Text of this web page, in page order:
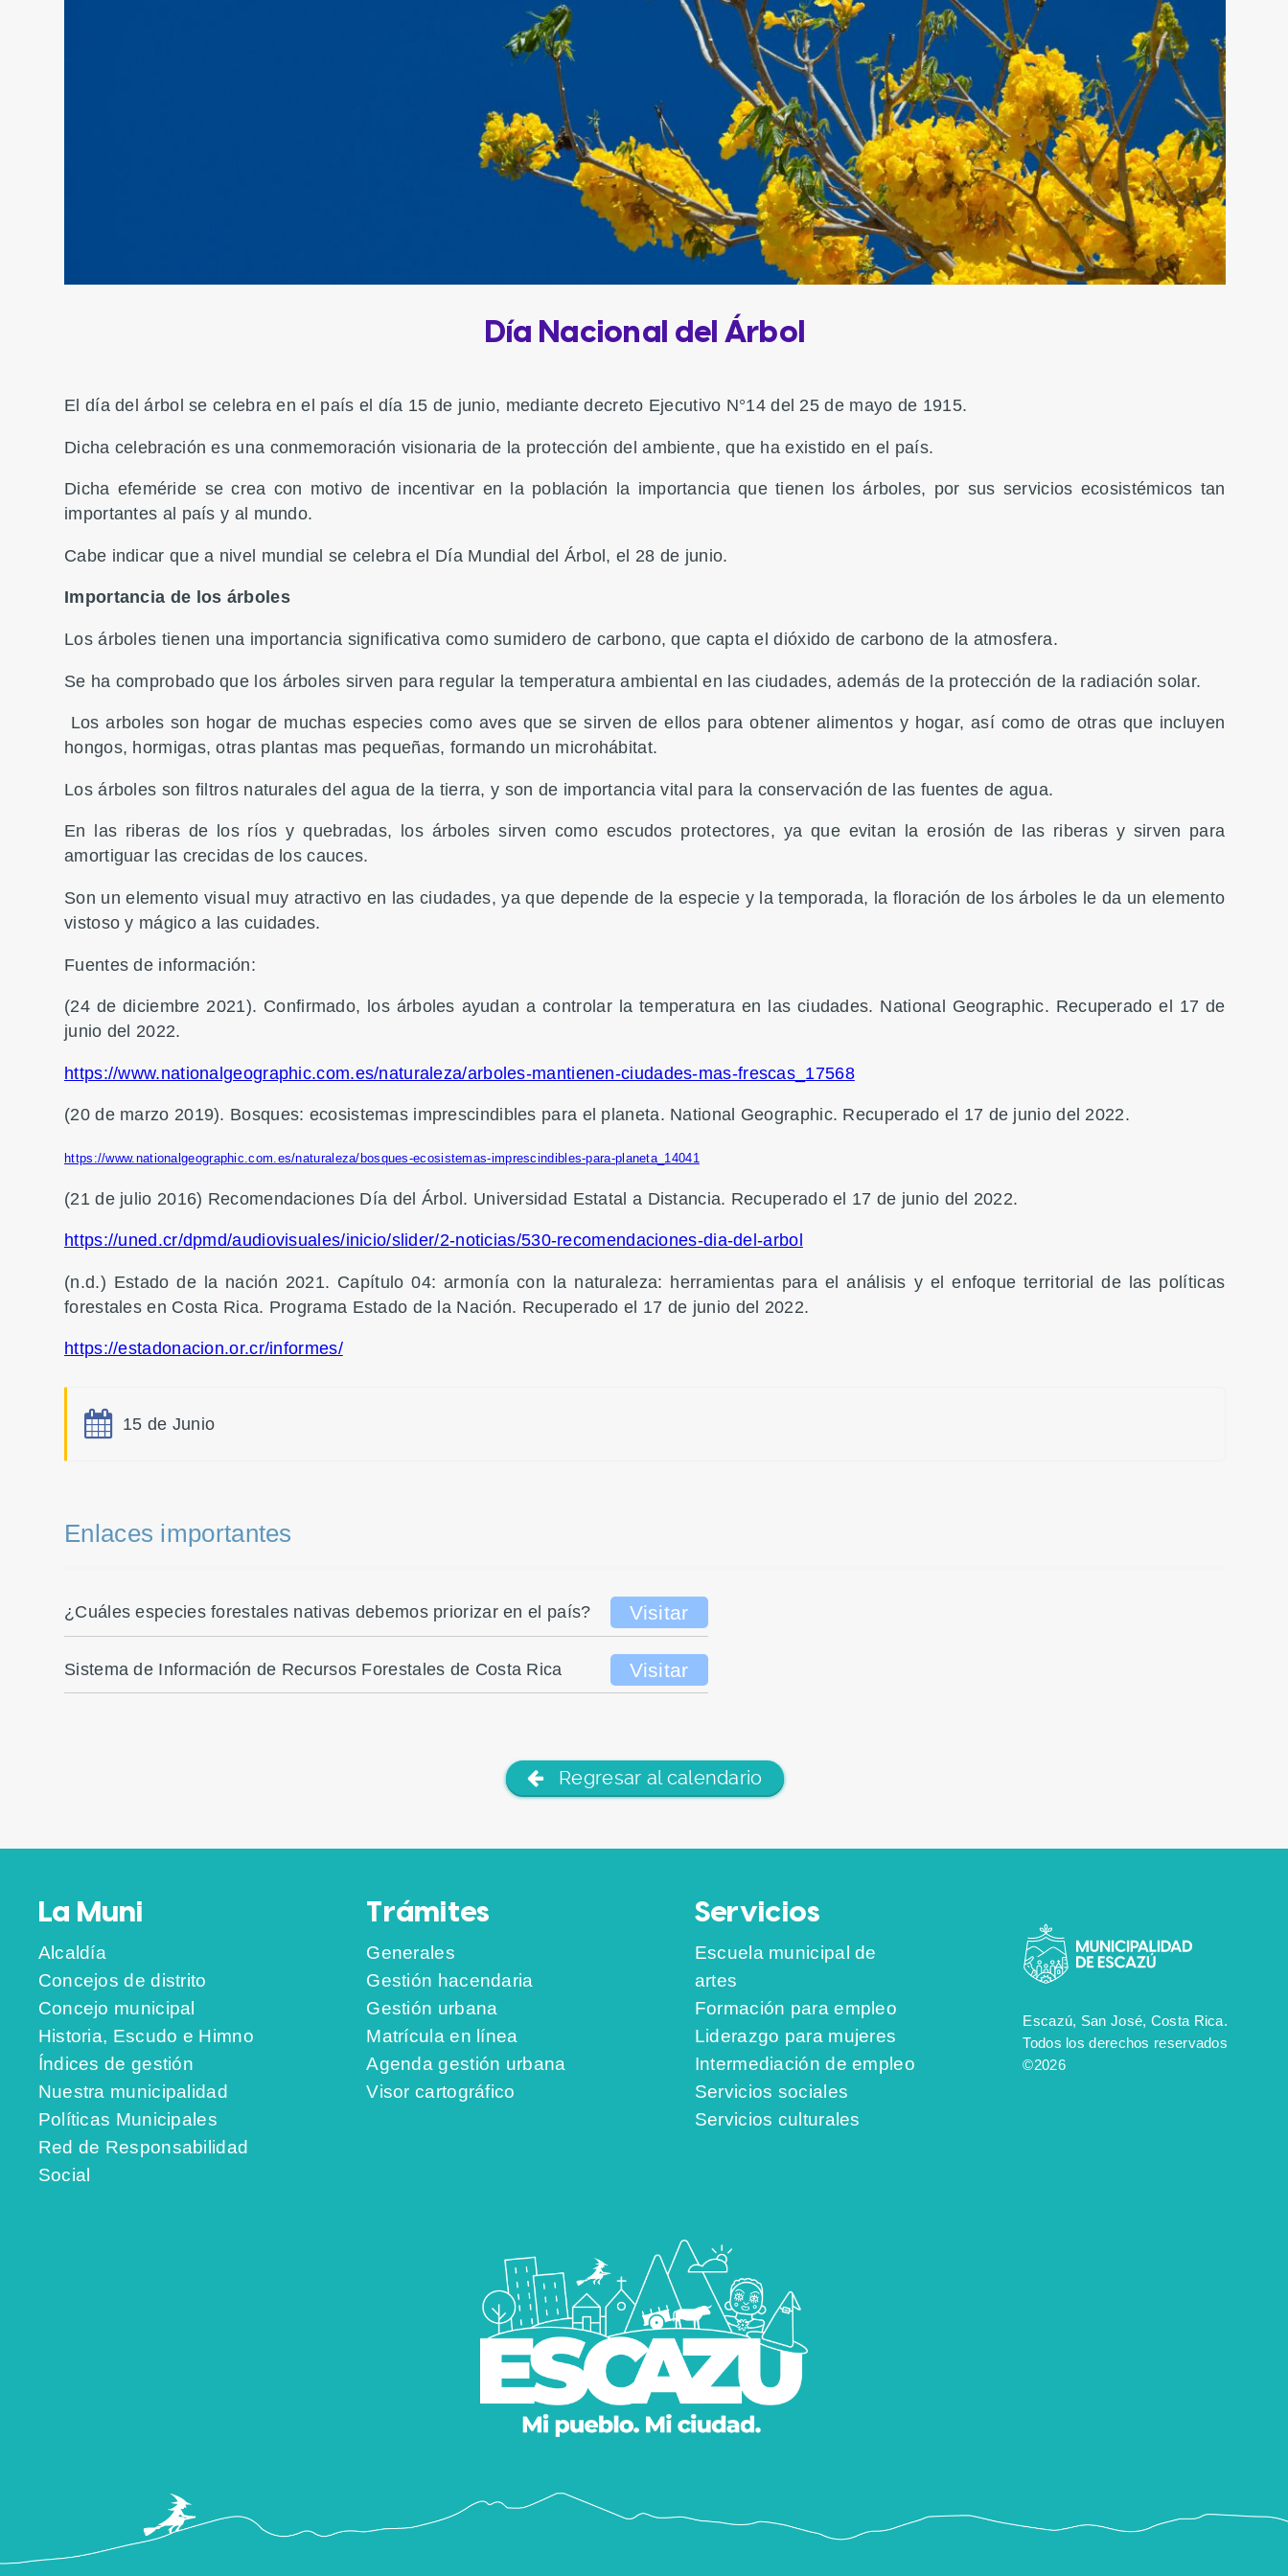
Día Nacional del Árbol
El día del árbol se celebra en el país el día 15 de junio, mediante decreto Ejecutivo N°14 del 25 de mayo de 1915.
Dicha celebración es una conmemoración visionaria de la protección del ambiente, que ha existido en el país.
Dicha efeméride se crea con motivo de incentivar en la población la importancia que tienen los árboles, por sus servicios ecosistémicos tan
importantes al país y al mundo.
Cabe indicar que a nivel mundial se celebra el Día Mundial del Árbol, el 28 de junio.
Importancia de los árboles
Los árboles tienen una importancia significativa como sumidero de carbono, que capta el dióxido de carbono de la atmosfera.
Se ha comprobado que los árboles sirven para regular la temperatura ambiental en las ciudades, además de la protección de la radiación solar.
Los arboles son hogar de muchas especies como aves que se sirven de ellos para obtener alimentos y hogar, así como de otras que incluyen
hongos, hormigas, otras plantas mas pequeñas, formando un microhábitat.
Los árboles son filtros naturales del agua de la tierra, y son de importancia vital para la conservación de las fuentes de agua.
En las riberas de los ríos y quebradas, los árboles sirven como escudos protectores, ya que evitan la erosión de las riberas y sirven para
amortiguar las crecidas de los cauces.
Son un elemento visual muy atractivo en las ciudades, ya que depende de la especie y la temporada, la floración de los árboles le da un elemento
vistoso y mágico a las cuidades.
Fuentes de información:
(24 de diciembre 2021). Confirmado, los árboles ayudan a controlar la temperatura en las ciudades. National Geographic. Recuperado el 17 de
junio del 2022.
https://www.nationalgeographic.com.es/naturaleza/arboles-mantienen-ciudades-mas-frescas_17568
(20 de marzo 2019). Bosques: ecosistemas imprescindibles para el planeta. National Geographic. Recuperado el 17 de junio del 2022.
https://www.nationalgeographic.com.es/naturaleza/bosques-ecosistemas-imprescindibles-para-planeta_14041
(21 de julio 2016) Recomendaciones Día del Árbol. Universidad Estatal a Distancia. Recuperado el 17 de junio del 2022.
https://uned.cr/dpmd/audiovisuales/inicio/slider/2-noticias/530-recomendaciones-dia-del-arbol
(n.d.) Estado de la nación 2021. Capítulo 04: armonía con la naturaleza: herramientas para el análisis y el enfoque territorial de las políticas
forestales en Costa Rica. Programa Estado de la Nación. Recuperado el 17 de junio del 2022.
https://estadonacion.or.cr/informes/
15 de Junio
Enlaces importantes
¿Cuáles especies forestales nativas debemos priorizar en el país? Visitar
Sistema de Información de Recursos Forestales de Costa Rica Visitar
Regresar al calendario
La Muni
Alcaldía
Concejos de distrito
Concejo municipal
Historia, Escudo e Himno
Índices de gestión
Nuestra municipalidad
Políticas Municipales
Red de Responsabilidad
Social
Trámites
Generales
Gestión hacendaria
Gestión urbana
Matrícula en línea
Agenda gestión urbana
Visor cartográfico
Servicios
Escuela municipal de
artes
Formación para empleo
Liderazgo para mujeres
Intermediación de empleo
Servicios sociales
Servicios culturales
Escazú, San José, Costa Rica.
Todos los derechos reservados
©2026